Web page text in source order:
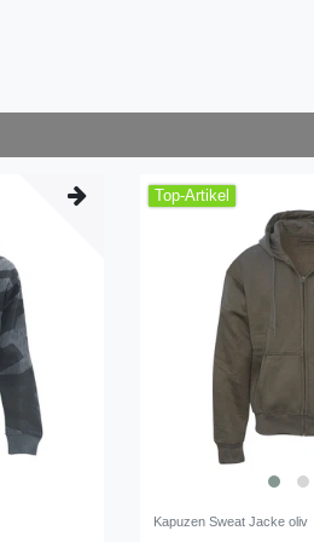
Top-Artikel
Kapuzen Sweat Jacke oliv